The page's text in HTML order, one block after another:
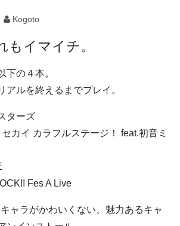
Kogoto
もイマイチ。
下の４本。
アルを終えるまでプレイ。
ターズ
カイ カラフルステージ！ feat.初音ミ
Fes A Live
ャラがかわいくない、魅力あるキャ